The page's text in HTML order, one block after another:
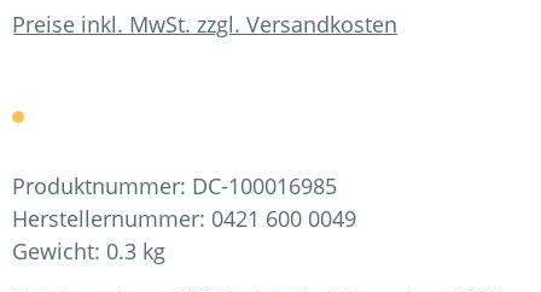
Preise inkl. MwSt. zzgl. Versandkosten
Produktnummer: DC-100016985
Herstellernummer: 0421 600 0049
Gewicht: 0.3 kg